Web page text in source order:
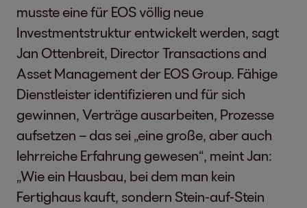
musste eine für EOS völlig neue
Investmentstruktur entwickelt werden, sagt
Jan Ottenbreit, Director Transactions and
Asset Management der EOS Group. Fähige
Dienstleister identifizieren und für sich
gewinnen, Verträge ausarbeiten, Prozesse
aufsetzen – das sei „eine große, aber auch
lehrreiche Erfahrung gewesen“, meint Jan:
„Wie ein Hausbau, bei dem man kein
Fertighaus kauft, sondern Stein-auf-Stein